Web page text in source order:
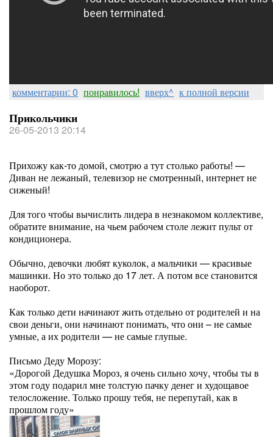
комментарии: 0 понравилось! вверх^ к полной версии
Прикольчики
26-05-2013 20:14
Прихожу как-то домой, смотрю а тут столько работы! —
Диван не лежаный, телевизор не смотренный, интернет не
сиженый!
Для того чтобы вычислить лидера в незнакомом коллективе,
обратите внимание, на чьем рабочем столе лежит пульт от
кондиционера.
Обычно, девочки любят куколок, а мальчики — красивые
машинки. Но это только до 17 лет. А потом все становится
наоборот.
Как только дети начинают жить отдельно от родителей и на
свои деньги, они начинают понимать, что они – не самые
умные, а их родители — не самые глупые.
Письмо Деду Морозу:
«Дорогой Дедушка Мороз, я очень сильно хочу, чтобы ты в
этом году подарил мне толстую пачку денег и худощавое
телосложение. Только прошу тебя, не перепутай, как в
прошлом году»